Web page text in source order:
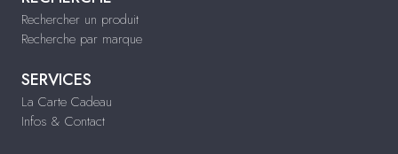
Rechercher un produit
Recherche par marque
SERVICES
La Carte Cadeau
Infos & Contact